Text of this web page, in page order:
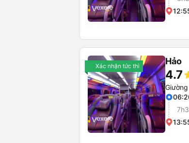
Xác nhận tức thì Hảo
4.7